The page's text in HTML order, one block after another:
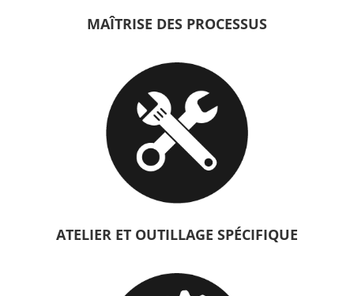
MAÎTRISE DES PROCESSUS
ATELIER ET OUTILLAGE SPÉCIFIQUE